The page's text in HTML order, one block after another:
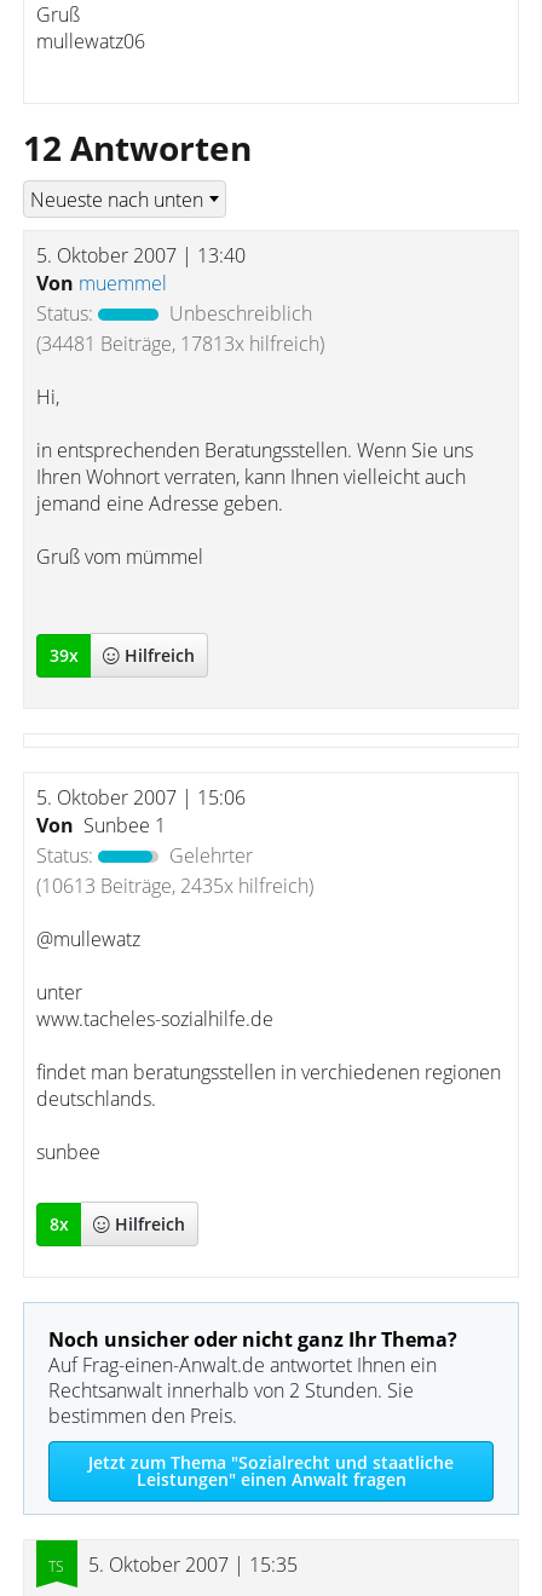
Gruß
mullewatz06
12 Antworten
5. Oktober 2007 | 13:40
Von muemmel
Status:
Unbeschreiblich
(34481 Beiträge, 17813x hilfreich)
Hi,
in entsprechenden Beratungsstellen. Wenn Sie uns
Ihren Wohnort verraten, kann Ihnen vielleicht auch
jemand eine Adresse geben.
Gruß vom mümmel
39x Hilfreich
5. Oktober 2007 | 15:06
Von Sunbee 1
Status:
Gelehrter
(10613 Beiträge, 2435x hilfreich)
@mullewatz
unter
www.tacheles-sozialhilfe.de
findet man beratungsstellen in verchiedenen regionen
deutschlands.
sunbee
8x Hilfreich
Noch unsicher oder nicht ganz Ihr Thema?
Auf Frag-einen-Anwalt.de antwortet Ihnen ein
Rechtsanwalt innerhalb von 2 Stunden. Sie
bestimmen den Preis.
Jetzt zum Thema "Sozialrecht und staatliche
Leistungen" einen Anwalt fragen
5. Oktober 2007 | 15:35